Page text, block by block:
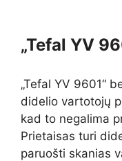
„Tefal YV
„Tefal YV 9601“
didelio vartotojų
kad to negalima
Prietaisas turi
paruošti skanias